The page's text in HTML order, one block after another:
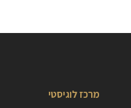
מרכז לוגיסטי